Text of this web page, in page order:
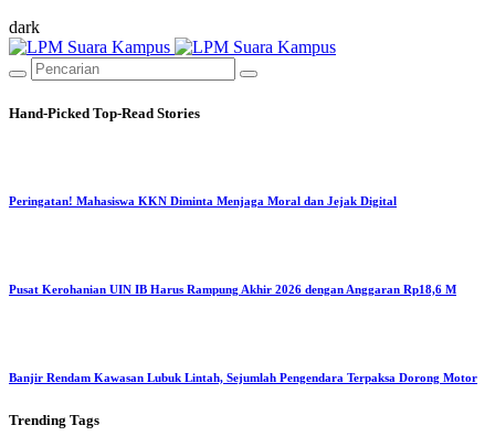
dark
Hand-Picked Top-Read Stories
Peringatan! Mahasiswa KKN Diminta Menjaga Moral dan Jejak Digital
Pusat Kerohanian UIN IB Harus Rampung Akhir 2026 dengan Anggaran Rp18,6 M
Banjir Rendam Kawasan Lubuk Lintah, Sejumlah Pengendara Terpaksa Dorong Motor
Trending Tags